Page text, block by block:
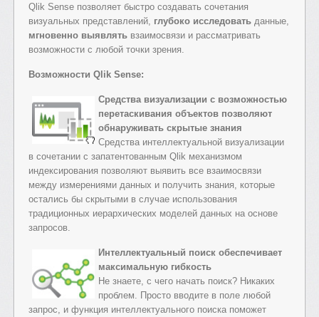
Qlik Sense позволяет быстро создавать сочетания
визуальных представлений, глубоко исследовать данные,
мгновенно выявлять взаимосвязи и рассматривать
возможности с любой точки зрения.
Возможности Qlik Sense:
Средства визуализации с возможностью
перетаскивания объектов позволяют
обнаруживать скрытые знания
Средства интеллектуальной визуализации
в сочетании с запатентованным Qlik механизмом
индексирования позволяют выявить все взаимосвязи
между измерениями данных и получить знания, которые
остались бы скрытыми в случае использования
традиционных иерархических моделей данных на основе
запросов.
Интеллектуальный поиск обеспечивает
максимальную гибкость
Не знаете, с чего начать поиск? Никаких
проблем. Просто вводите в поле любой
запрос, и функция интеллектуального поиска поможет